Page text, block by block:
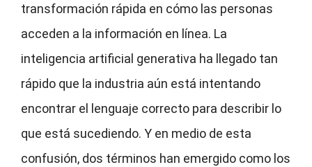
transformación rápida en cómo las personas
acceden a la información en línea. La
inteligencia artificial generativa ha llegado tan
rápido que la industria aún está intentando
encontrar el lenguaje correcto para describir lo
que está sucediendo. Y en medio de esta
confusión, dos términos han emergido como los